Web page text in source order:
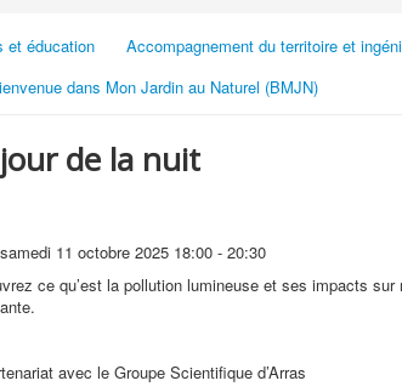
et éducation Accompagnement du territoire et
dans Mon Jardin au Naturel (BMJN)
de la nuit
samedi 11 octobre 2025 18:00- 20:30
ce qu’est la pollution lumineuse et ses impacts
avec le Groupe Scientifique d’Arras